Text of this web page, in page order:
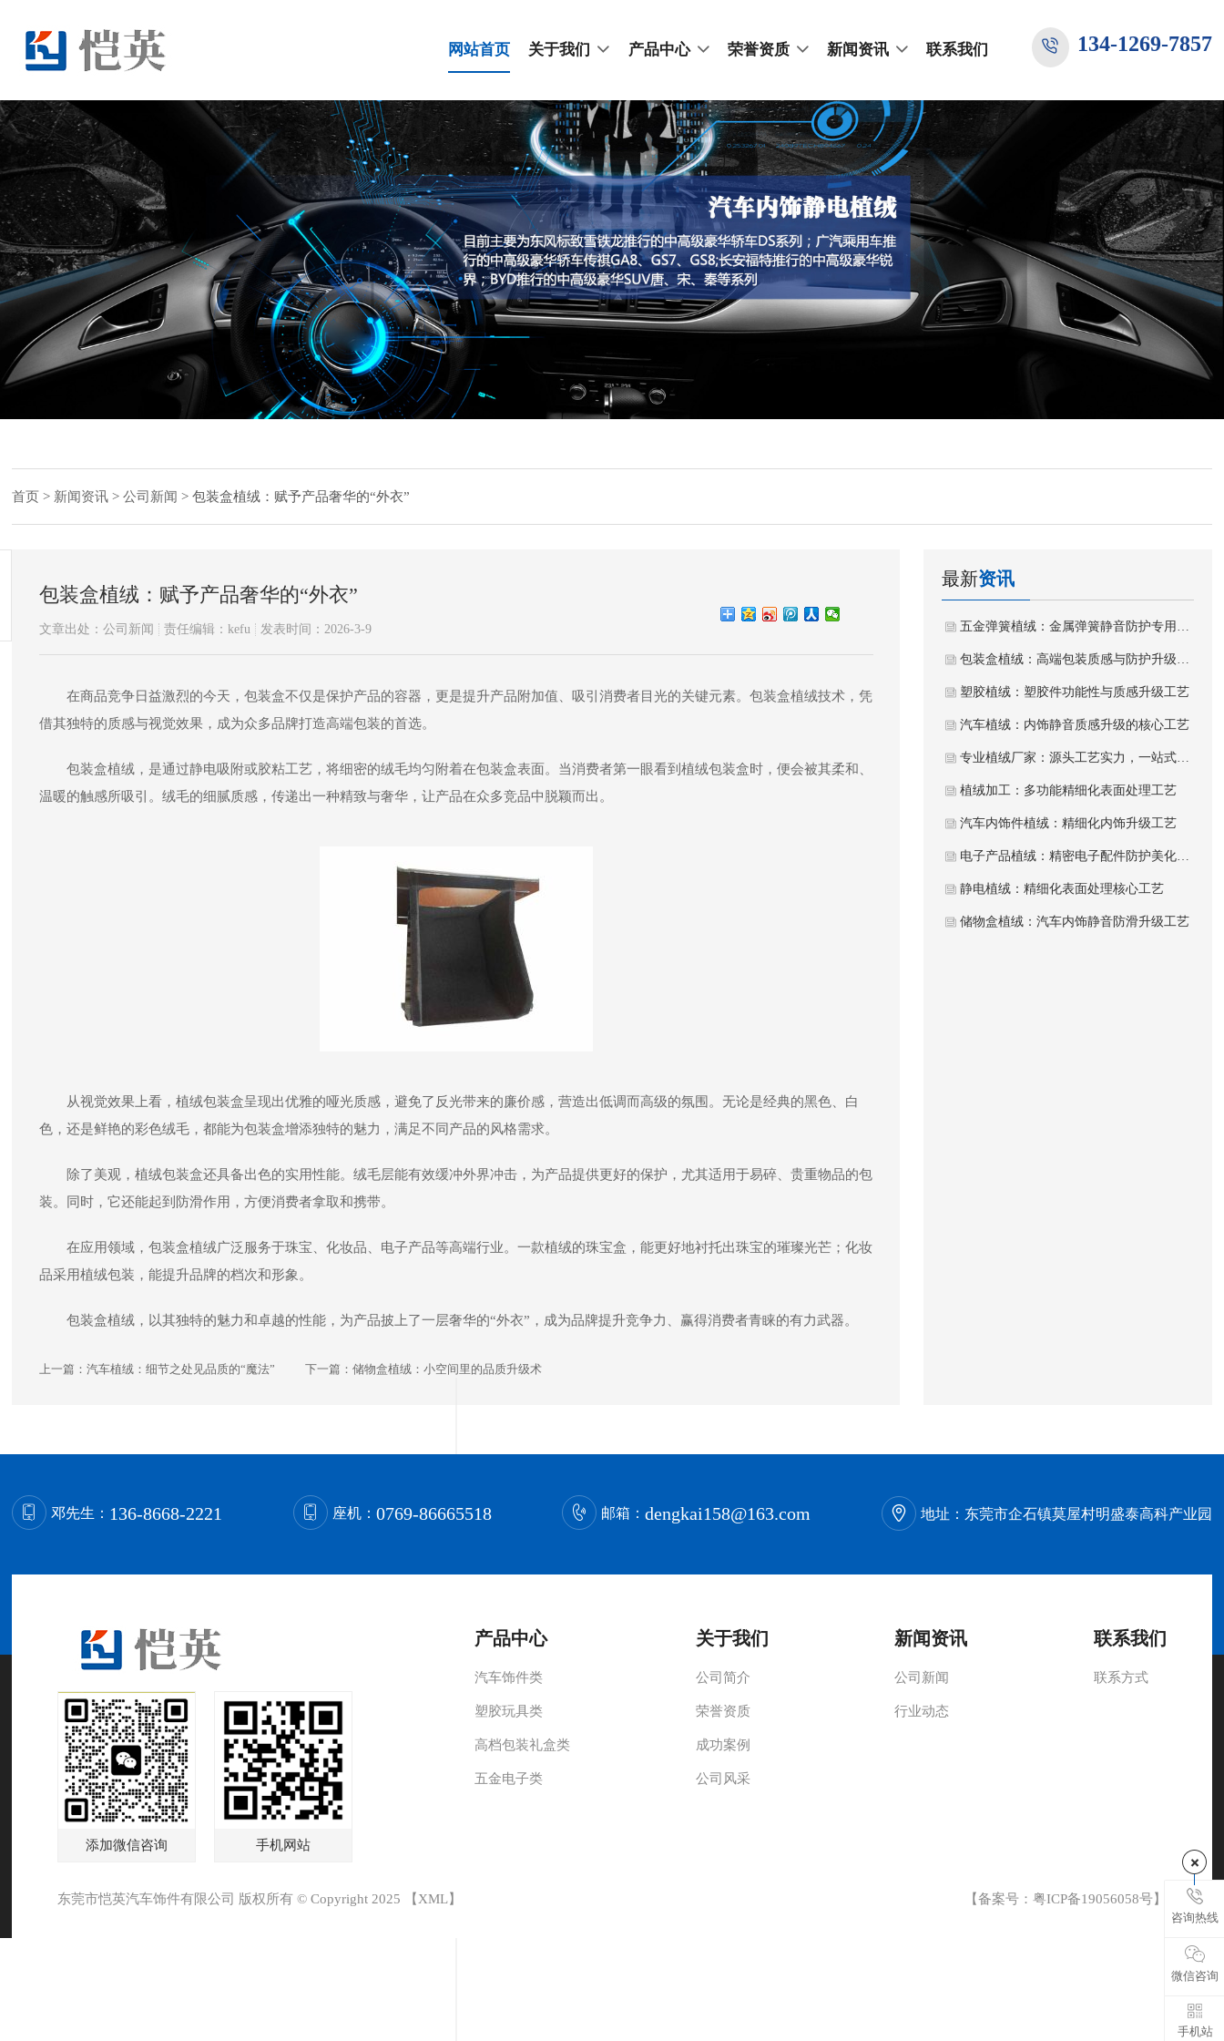
网站首页 关于我们 产品中心 荣誉资质 新闻资讯 联系我们 134-1269-7857
首页 > 新闻资讯 >公司新闻 >包装盒植绒：赋予产品奢华的“外衣”
包装盒植绒：赋予产品奢华的“外衣”
文章出处：公司新闻 责任编辑：kefu 发表时间：2026-3-9
在商品竞争日益激烈的今天，包装盒不仅是保护产品的容器，更是提升产品附加值、吸引消费者目光的关键元素。包装盒植绒技术，凭
借其独特的质感与视觉效果，成为众多品牌打造高端包装的首选。
包装盒植绒，是通过静电吸附或胶粘工艺，将细密的绒毛均匀附着在包装盒表面。当消费者第一眼看到植绒包装盒时，便会被其柔和、
温暖的触感所吸引。绒毛的细腻质感，传递出一种精致与奢华，让产品在众多竞品中脱颖而出。
从视觉效果上看，植绒包装盒呈现出优雅的哑光质感，避免了反光带来的廉价感，营造出低调而高级的氛围。无论是经典的黑色、白
色，还是鲜艳的彩色绒毛，都能为包装盒增添独特的魅力，满足不同产品的风格需求。
除了美观，植绒包装盒还具备出色的实用性能。绒毛层能有效缓冲外界冲击，为产品提供更好的保护，尤其适用于易碎、贵重物品的包
装。同时，它还能起到防滑作用，方便消费者拿取和携带。
在应用领域，包装盒植绒广泛服务于珠宝、化妆品、电子产品等高端行业。一款植绒的珠宝盒，能更好地衬托出珠宝的璀璨光芒；化妆
品采用植绒包装，能提升品牌的档次和形象。
包装盒植绒，以其独特的魅力和卓越的性能，为产品披上了一层奢华的“外衣”，成为品牌提升竞争力、赢得消费者青睐的有力武器。
上一篇：汽车植绒：细节之处见品质的“魔法” 下一篇：储物盒植绒：小空间里的品质升级术
最新资讯
五金弹簧植绒：金属弹簧静音防护专用植绒工艺
包装盒植绒：高端包装质感与防护升级工艺
塑胶植绒：塑胶件功能性与质感升级工艺
汽车植绒：内饰静音质感升级的核心工艺
专业植绒厂家：源头工艺实力，一站式植绒加工服务
植绒加工：多功能精细化表面处理工艺
汽车内饰件植绒：精细化内饰升级工艺
电子产品植绒：精密电子配件防护美化工艺
静电植绒：精细化表面处理核心工艺
储物盒植绒：汽车内饰静音防滑升级工艺
邓先生： 136-8668-2221 座机： 0769-86665518 邮箱：dengkai158@163.com 地址： 东莞市企石镇莫屋村明盛泰高科产业园
添加微信咨询 手机网站
产品中心
汽车饰件类
塑胶玩具类
高档包装礼盒类
五金电子类
关于我们
公司简介
荣誉资质
成功案例
公司风采
新闻资讯
公司新闻
行业动态
联系我们
联系方式
东莞市恺英汽车饰件有限公司 版权所有 © Copyright 2025 【 XML】 【备案号： 粤ICP备19056058号】
咨询热线
微信咨询
手机站